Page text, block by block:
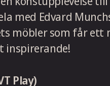
med Edvard
möbler som får ett
inspirerande!
Play)